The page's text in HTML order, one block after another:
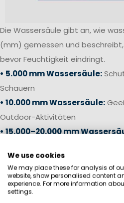
Die Wassersäule gibt an, wie
(mm) gemessen und
bevor Feuchtigkeit eindringt.
• 5.000 mm Wassersäule:
Schauern
• 10.000 mm Wassersäule:
Outdoor-Aktivitäten
• 15.000–20.000 mm
• 20.000 mm+ Wassersäule:
Bedingungen auf See
Gerade bei Segelhosen und
We use cookies
We may place these for analysis of
website, show personalised content
experience. For more information
settings.